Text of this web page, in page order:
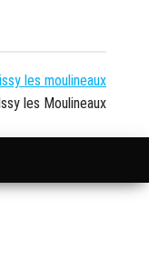
les Moulineaux